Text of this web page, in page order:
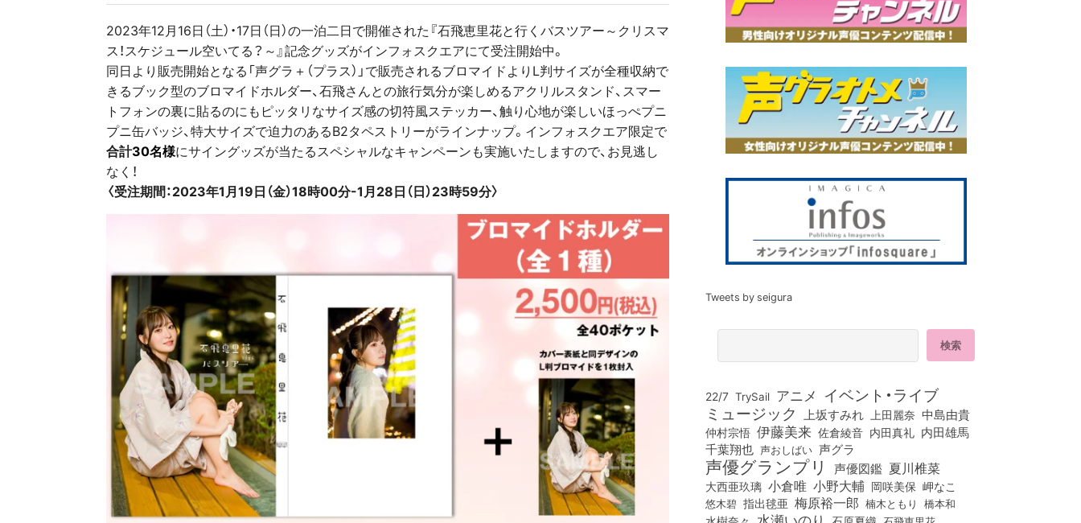
2023年12月16日（土）・17日（日）の一泊二日で開催された『石飛恵里花と行くバスツアー～クリスマ
ス！スケジュール空いてる？～』記念グッズがインフォスクエアにて受注開始中。
同日より販売開始となる「声グラ＋（プラス）」で販売されるブロマイドよりL判サイズが全種収納で
きるブック型のブロマイドホルダー、石飛さんとの旅行気分が楽しめるアクリルスタンド、スマー
トフォンの裏に貼るのにもピッタリなサイズ感の切符風ステッカー、触り心地が楽しいほっぺプニ
プニ缶バッジ、特大サイズで迫力のあるB2タペストリーがラインナップ。インフォスクエア限定で
合計30名様にサイングッズが当たるスペシャルなキャンペーンも実施いたしますので、お見逃し
なく！
〈受注期間：2023年1月19日（金）18時00分-1月28日（日）23時59分〉
Tweets by seigura
22/7 TrySail アニメ イベント・ライブ
ミュージック 上坂すみれ 上田麗奈 中島由貴
仲村宗悟 伊藤美来 佐倉綾音 内田真礼 内田雄馬
千葉翔也 声おしばい 声グラ
声優グランプリ 声優図鑑 夏川椎菜
大西亜玖璃 小倉唯 小野大輔 岡咲美保 岬なこ
悠木碧 指出毬亜 梅原裕一郎 楠木ともり 橋本和